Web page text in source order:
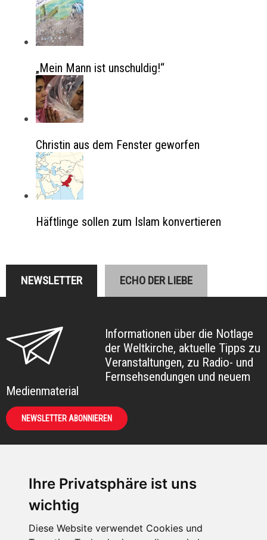
Ihre Privatsphäre ist uns
wichtig
Diese Website verwendet Cookies und
„Mein Mann ist unschuldig!“
Christin aus dem Fenster geworfen
Häftlinge sollen zum Islam konvertieren
NEWSLETTER ECHO DER LIEBE
Informationen über die Notlage
der Weltkirche, aktuelle Tipps zu
Veranstaltungen, zu Radio- und
Fernsehsendungen und neuem
Medienmaterial
NEWSLETTER ABONNIEREN
KIRCHE IN NOT -
Österreich
Weimarer Straße 104/3